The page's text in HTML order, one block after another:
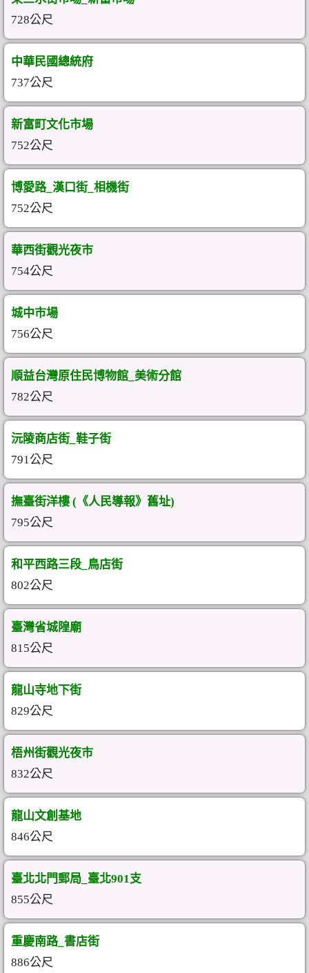
728公尺
中華民國總統府
737公尺
新富町文化市場
752公尺
博愛路_漢口街_相機街
752公尺
華西街觀光夜市
754公尺
城中市場
756公尺
順益台灣原住民博物館_美術分館
782公尺
沅陵商店街_鞋子街
791公尺
撫臺街洋樓 (《人民導報》舊址)
795公尺
和平西路三段_鳥店街
802公尺
臺灣省城隍廟
815公尺
龍山寺地下街
829公尺
梧州街觀光夜市
832公尺
龍山文創基地
846公尺
臺北北門郵局_臺北901支
855公尺
重慶南路_書店街
886公尺